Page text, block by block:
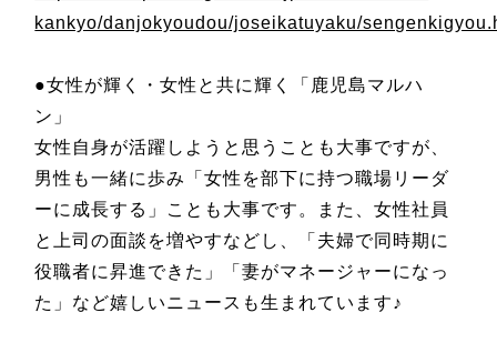
kankyo/danjokyoudou/joseikatuyaku/
●女性が輝く・女性と共に輝く「鹿児島マルハ
ン」
女性自身が活躍しようと思うことも大事ですが、
男性も一緒に歩み「女性を部下に持つ職場リーダ
ーに成長する」ことも大事です。また、女性社員
と上司の面談を増やすなどし、「夫婦で同時期に
役職者に昇進できた」「妻がマネージャーになっ
た」など嬉しいニュースも生まれています♪